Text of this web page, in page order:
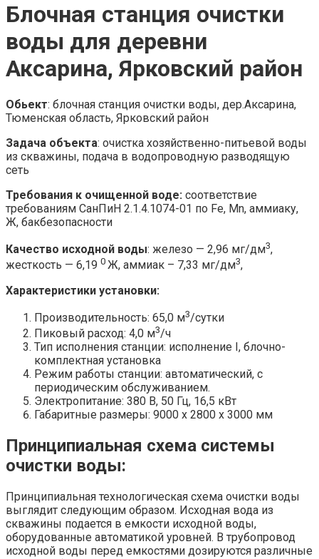
Блочная станция очистки
воды для деревни
Аксарина, Ярковский район
Обьект: блочная станция очистки воды, дер.Аксарина,
Тюменская область, Ярковский район
Задача объекта: очистка хозяйственно-питьевой воды
из скважины, подача в водопроводную разводящую
сеть
Требования к очищенной воде: соответствие
требованиям СанПиН 2.1.4.1074-01 по Fe, Mn, аммиаку,
Ж, бакбезопасности
Качество исходной воды: железо — 2,96 мг/дм3,
жесткость — 6,19 0 Ж, аммиак – 7,33 мг/дм3,
Характеристики установки:
Производительность: 65,0 м3/сутки
Пиковый расход: 4,0 м3/ч
Тип исполнения станции: исполнение I, блочно-
комплектная установка
Режим работы станции: автоматический, с
периодическим обслуживанием.
Электропитание: 380 В, 50 Гц, 16,5 кВт
Габаритные размеры: 9000 х 2800 х 3000 мм
Принципиальная схема системы
очистки воды:
Принципиальная технологическая схема очистки воды
выглядит следующим образом. Исходная вода из
скважины подается в емкости исходной воды,
оборудованные автоматикой уровней. В трубопровод
исходной воды перед емкостями дозируются различные